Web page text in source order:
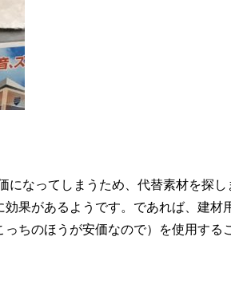
になってしまうため、代替素材を探し
果があるようです。であれば、建材
ちのほうが安価なので）を使用する